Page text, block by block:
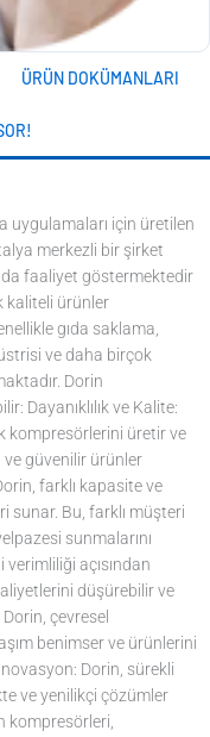
ÜRÜN DOKÜMANLARI
uygulamaları için üretilen
merkezli bir şirket
faaliyet göstermektedir
kaliteli ürünler
gıda saklama,
ve daha birçok
Dorin
Dayanıklılık ve Kalite:
kompresörlerini üretir ve
ve güvenilir ürünler
farklı kapasite ve
sunar. Bu, farklı müşteri
sunmalarını
açısından
düşürebilir ve
çevresel
benimser ve ürünlerini
Dorin, sürekli
ve yenilikçi çözümler
kompresörleri,